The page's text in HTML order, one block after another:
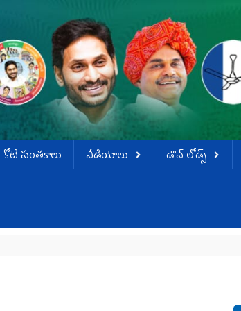
కోటి సంత‌కాలు వీడియోలు డౌన్ లోడ్స్